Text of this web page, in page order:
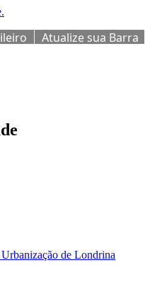
Atualize sua Barra
de Londrina